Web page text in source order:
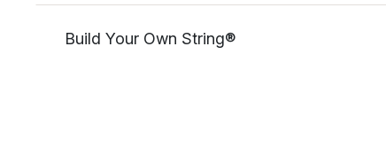
Build Your Own String®